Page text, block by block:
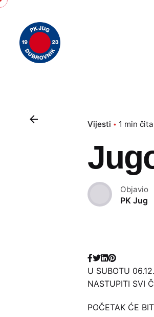
Skip
content
Vijesti 1 min
Objavio
PK Jug
U SUBOTU
NASTUPITI SVI
POČETAK ĆE